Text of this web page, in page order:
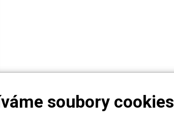
soubory cookies